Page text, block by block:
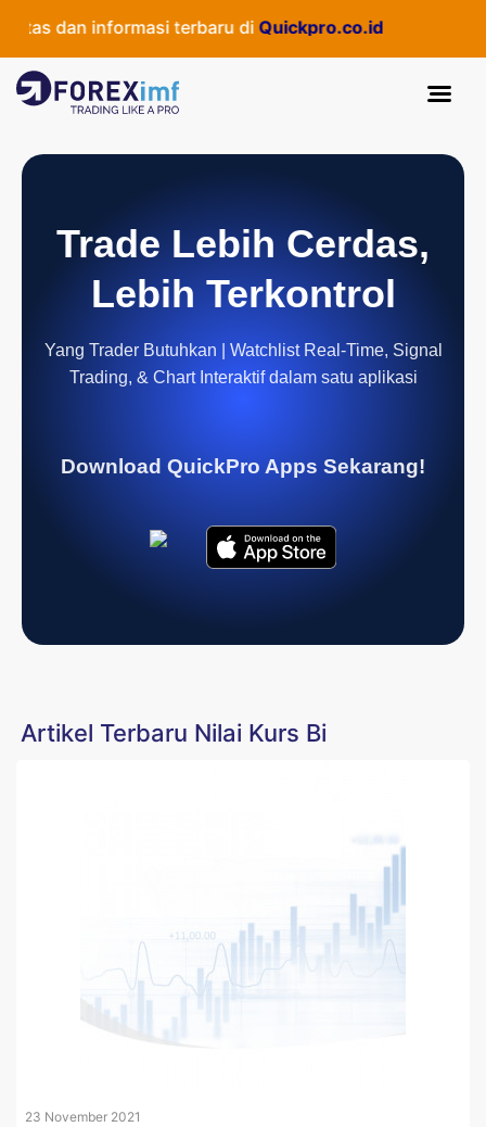
dan informasi terbaru di Quickpro.co.id
Trade Lebih Cerdas,
Lebih Terkontrol
Yang Trader Butuhkan | Watchlist Real-Time, Signal
Trading, & Chart Interaktif dalam satu aplikasi
Download QuickPro Apps Sekarang!
Artikel Terbaru Nilai Kurs Bi
23 November 2021